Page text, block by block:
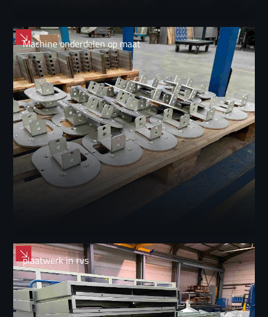
Machine onderdelen op maat
plaatwerk in rvs